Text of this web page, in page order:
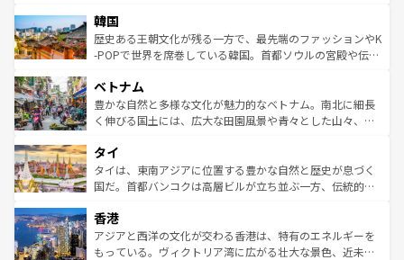
ワイを、存分に味わってほしい。 なお、新着のハワイ情報
はコンテンツ一覧を参照してほしい。
いる。アクティビティも充実しており、サーフィンやダイ
ビング、ハイキングなど、アウトドア好きにはたまらな
い。オーストラリアの多彩な魅力を存分に味わいつくそ
参照してほしい。
ン）、静ひつな山岳地帯である台湾東部など、都市の喧騒
と山間の静けさが共存しており、訪れる人に新しい発見と
驚きをもたらしてくれる。また、奥深い台湾の食文化も魅
容にもいいと評判のスイーツなど、バラエティ豊かな料理
が味わえる。 なお、新着の台湾情報は コンテンツ一覧を参
照してほしい。
韓国
歴史ある王朝文化が残る一方で、最先端のファッションやK
-POPで世界を席巻している韓国。首都ソウルの宮殿や伝統
き、地方に足を延ばせば四季折々の自然美を楽しむことが
できる。そして、キムチや焼肉、絶品のストリートフード
まで、さまざまな韓国料理が待っている。夜には、韓国な
リティに包まれながら、韓国の多彩な魅力を心ゆくまで味
わってみてほしい。 なお、新着の韓国情報はコンテンツ一
覧を参照してほしい。
ベトナム
豊かな自然と多様な文化が魅力的なベトナム。南北に細長
く伸びる国土には、広大な田園風景や青々とした山々、世
急速な発展と共に伝統が息づく。ハノイの古い町並みやホ
ーチミン市のフランス統治時代の建物も、独特の雰囲気を
醸し出している。また、バラエティの豊かさとおいしさで
とつ。フォーやバインミー、ベトナムコーヒーなどは、ぜ
ひ現地で味わいたい。どの地域を訪れてもあたたかい人々
が旅行者を迎えてくれるので、きっと忘れられない旅にな
タイ
タイは、東南アジアに位置する豊かな自然と歴史が息づく
国だ。首都バンコクは高層ビルが立ち並ぶ一方、伝統的な
の活気が交差している。北部ではチェンマイなどの山岳地
帯で自然と触れ合い、南部ではプーケットやクラビの美し
いビーチでリゾート気分を楽しむことができる。タイ料理
香港
アジアと西洋の文化が交わる香港は、特有のエネルギーを
もっている。ヴィクトリア湾に広がる壮大な景色、近未来